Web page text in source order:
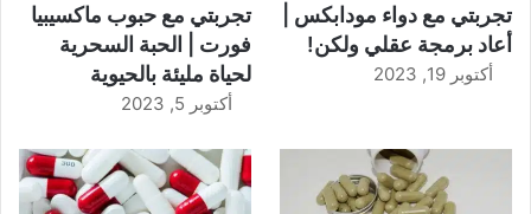
تجربتي مع دواء مودابكس |
أعاد برمجة عقلي ولكن!
أكتوبر 19, 2023
تجربتي مع حبوب ماكسيبيا
فورت | الحبة السحرية
لحياة مليئة بالحيوية
أكتوبر 5, 2023